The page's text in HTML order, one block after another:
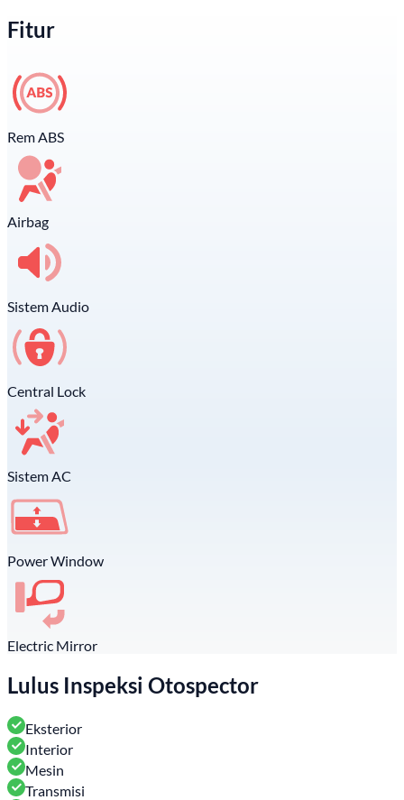
Fitur
Rem ABS
Airbag
Sistem Audio
Central Lock
Sistem AC
Power Window
Electric Mirror
Lulus Inspeksi Otospector
Eksterior
Interior
Mesin
Transmisi